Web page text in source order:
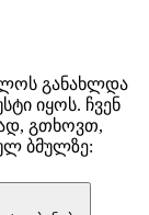
განახლდა
იყოს. ჩვენ
გთხოვთ,
ბმულზე: